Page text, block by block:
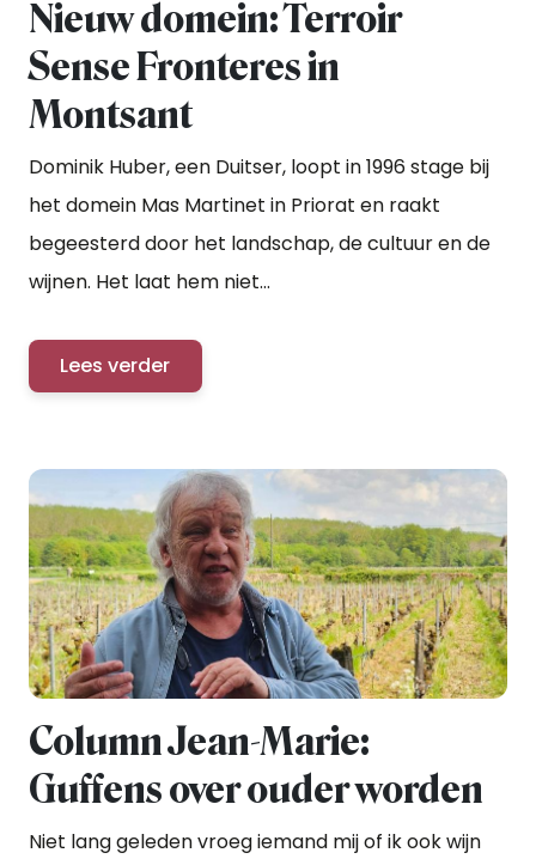
Nieuw domein: Terroir
Sense Fronteres in
Montsant
Dominik Huber, een Duitser, loopt in 1996 stage bij
het domein Mas Martinet in Priorat en raakt
begeesterd door het landschap, de cultuur en de
wijnen. Het laat hem niet...
Lees verder
Column Jean-Marie:
Guffens over ouder worden
Niet lang geleden vroeg iemand mij of ik ook wijn